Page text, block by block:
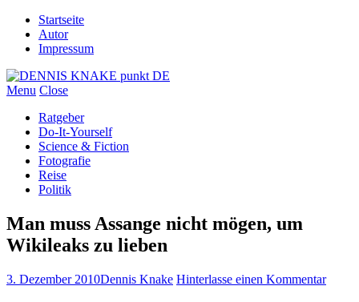
Startseite
Autor
Impressum
Menu Close
Ratgeber
Do-It-Yourself
Science & Fiction
Fotografie
Reise
Politik
Man muss Assange nicht mögen, um
Wikileaks zu lieben
3. Dezember 2010Dennis Knake Hinterlasse einen Kommentar